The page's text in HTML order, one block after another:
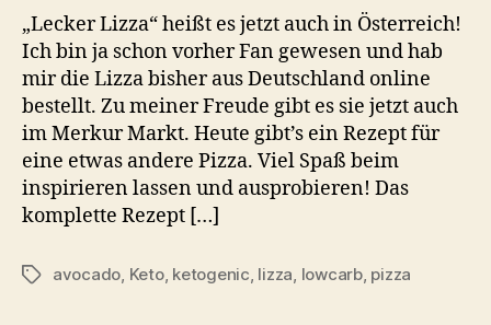
„Lecker Lizza“ heißt es jetzt auch in Österreich!
Ich bin ja schon vorher Fan gewesen und hab
mir die Lizza bisher aus Deutschland online
bestellt. Zu meiner Freude gibt es sie jetzt auch
im Merkur Markt. Heute gibt’s ein Rezept für
eine etwas andere Pizza. Viel Spaß beim
inspirieren lassen und ausprobieren! Das
komplette Rezept […]
Schlagwörter
avocado, Keto, ketogenic, lizza, lowcarb, pizza